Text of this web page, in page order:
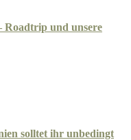
Roadtrip und unsere
solltet ihr unbedingt